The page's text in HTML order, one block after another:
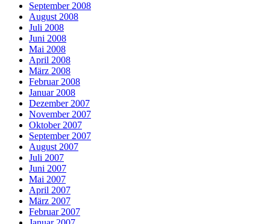
September 2008
August 2008
Juli 2008
Juni 2008
Mai 2008
April 2008
März 2008
Februar 2008
Januar 2008
Dezember 2007
November 2007
Oktober 2007
September 2007
August 2007
Juli 2007
Juni 2007
Mai 2007
April 2007
März 2007
Februar 2007